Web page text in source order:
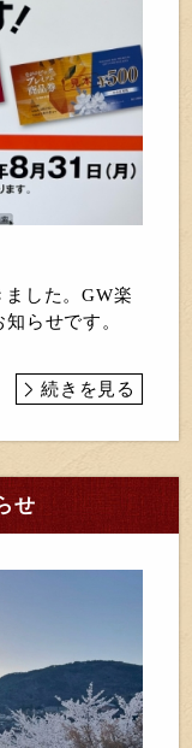
した。GW楽
らせです。
続きを見る
せ